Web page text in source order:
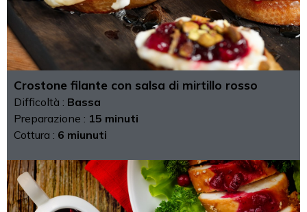
Crostone filante con salsa di mirtillo rosso
Difficoltà : Bassa
Preparazione : 15 minuti
Cottura : 6 miunuti